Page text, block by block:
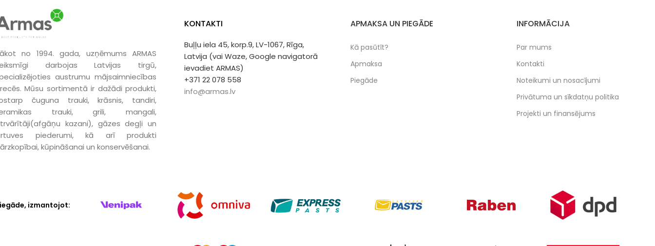
no 1994. gada, uzņēmums ARMAS
darbojas Latvijas tirgū,
austrumu mājsaimniecības
Mūsu sortimentā ir dažādi produkti,
čuguna trauki, krāsnis, tandiri,
trauki, grili, mangali,
kazani), gāzes degļi un
piederumi, kā arī produkti
kūpināšanai un konservēšanai.
KONTAKTI
Buļļu iela 45, korp.9, LV-1067, Rīga,
Latvija (vai Waze, Google navigatorā
ievadiet ARMAS)
+371 22 078 558
info@armas.lv
APMAKSA UN PIEGĀDE
Kā pasūtīt?
Apmaksa
Piegāde
INFORMĀCIJA
Par mums
Kontakti
Noteikumi un nosacījumi
Privātuma un sīkdatņu politika
Projekti un finansējums
izmantojot: